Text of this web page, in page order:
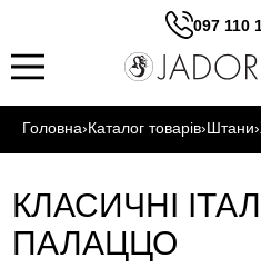
097 110
Головна›Каталог товарів›Штани›
КЛАСИЧНІ
ПАЛАЦЦО